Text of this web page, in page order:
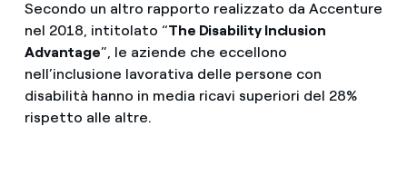
Secondo un altro rapporto realizzato da Accenture
nel 2018, intitolato “The Disability Inclusion
Advantage”, le aziende che eccellono
nell’inclusione lavorativa delle persone con
disabilità hanno in media ricavi superiori del 28%
rispetto alle altre.